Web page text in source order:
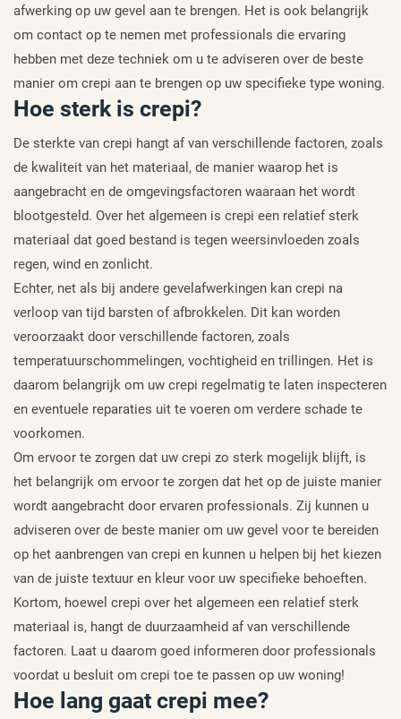
afwerking op uw gevel aan te brengen. Het is ook belangrijk
om contact op te nemen met professionals die ervaring
hebben met deze techniek om u te adviseren over de beste
manier om crepi aan te brengen op uw specifieke type woning.
Hoe sterk is crepi?
De sterkte van crepi hangt af van verschillende factoren, zoals
de kwaliteit van het materiaal, de manier waarop het is
aangebracht en de omgevingsfactoren waaraan het wordt
blootgesteld. Over het algemeen is crepi een relatief sterk
materiaal dat goed bestand is tegen weersinvloeden zoals
regen, wind en zonlicht.
Echter, net als bij andere gevelafwerkingen kan crepi na
verloop van tijd barsten of afbrokkelen. Dit kan worden
veroorzaakt door verschillende factoren, zoals
temperatuurschommelingen, vochtigheid en trillingen. Het is
daarom belangrijk om uw crepi regelmatig te laten inspecteren
en eventuele reparaties uit te voeren om verdere schade te
voorkomen.
Om ervoor te zorgen dat uw crepi zo sterk mogelijk blijft, is
het belangrijk om ervoor te zorgen dat het op de juiste manier
wordt aangebracht door ervaren professionals. Zij kunnen u
adviseren over de beste manier om uw gevel voor te bereiden
op het aanbrengen van crepi en kunnen u helpen bij het kiezen
van de juiste textuur en kleur voor uw specifieke behoeften.
Kortom, hoewel crepi over het algemeen een relatief sterk
materiaal is, hangt de duurzaamheid af van verschillende
factoren. Laat u daarom goed informeren door professionals
voordat u besluit om crepi toe te passen op uw woning!
Hoe lang gaat crepi mee?